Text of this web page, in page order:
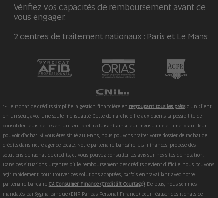
Vérifiez vos capacités de remboursement avant de
vous engager.
2 centres de traitement nationaux : Paris et Le Mans
1- Le rachat de crédits simplifie la gestion financière en regroupant tous les prêtsd'un client
en un seul, avec une seule mensualité. Cette démarche offre aux clients la possibilité de
consolider leurs dettes en un seul prêt, réduisant ainsi leur mensualité et améliorant leur
pouvoir d'achat. Si vous êtes situé au Mans, nous pouvons traiter votre dossier de rachat de
crédits dans notre agence locale. Notre partenaire bancaire, CGI Finances, propose des
solutions de rachat de crédits, et vous pouvez consulter les avis sur nos sites de notation.
Dans des situations urgentes où le remboursement des crédits devient difficile, nous pouvons
agir rapidement pour trouver des solutions adaptées, parfois en travaillant avec notre
partenaire bancaire CA Consumer Finance (Creditlift Courtage). De plus, nous sommes
mandatés par Sygma banque (BNP Paribas Personal Finance) pour réaliser des rachats de